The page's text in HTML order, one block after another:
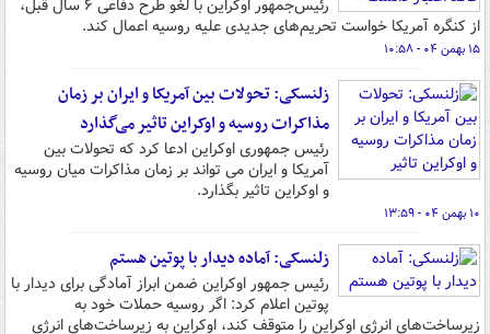
رئیس‌جمهور اوکراین با لغو طرح دفاعی ۶ سال قبل،
از کنگره آمریکا خواست تحریم‌های جدیدی علیه روسیه اعمال کند.
۱۵ بهمن ۰۴ - ۱۰:۵۸
زلنسکی: تحولات بین آمریکا و ایران بر زمان
مذاکرات روسیه و اوکراین تاثیر می‌گذارد
رئیس جمهوری اوکراین ادعا کرد که تحولات بین
آمریکا و ایران می تواند بر زمان مذاکرات میان روسیه
و اوکراین تاثیر بگذارد.
۱۰ بهمن ۰۴ - ۱۳:۵۹
زلنسکی: آماده دیدار با پوتین هستم
رئیس جمهور اوکراین ضمن ابراز آمادگی برای دیدار با
پوتین اعلام کرد: اگر روسیه حملات خود به
زیرساخت‌های انرژی اوکراین را متوقف کند، اوکراین به زیرساخت‌های انرژی